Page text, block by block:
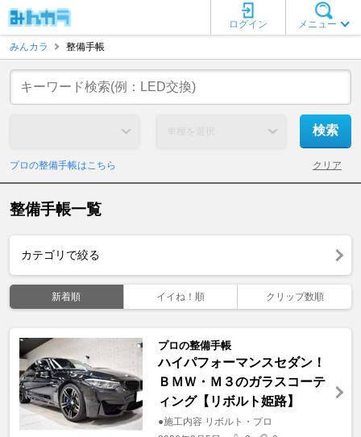
メニュー
ログイン
みんカラ
整備手帳
クリア
プロの整備手帳はこちら
整備手帳一覧
カテゴリで絞る
新着順 イイね！順 クリップ数順
プロの整備手帳
ハイパフォーマンスセダン！
ＢＭＷ・Ｍ３のガラスコーテ
ィング【リボルト姫路】
●施工内容 リボルト・プロ